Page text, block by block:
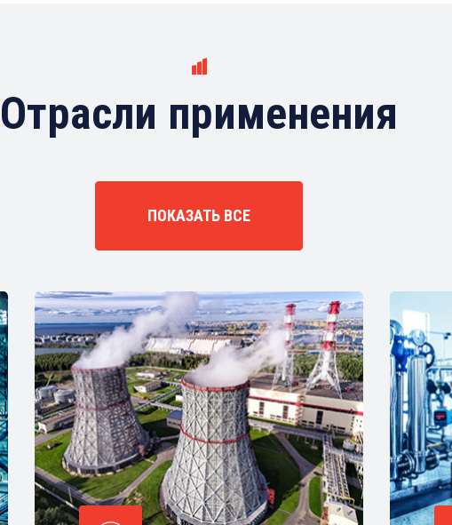
Отрасли применения
ПОКАЗАТЬ ВСЕ